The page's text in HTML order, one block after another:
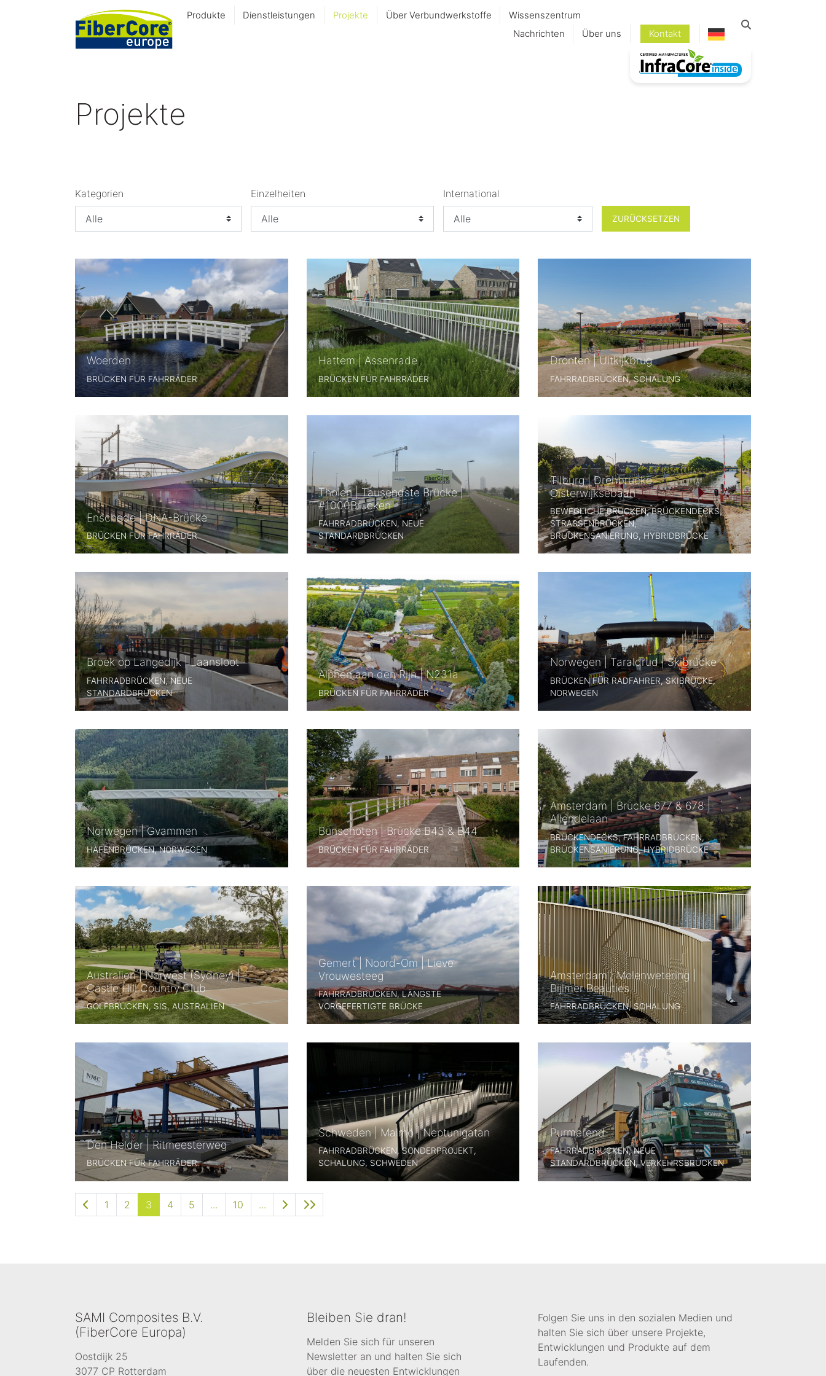
Produkte Dienstleistungen Projekte Über Verbundwerkstoffe
Wissenszentrum
Nachrichten
Über uns Kontakt
Projekte
Kategorien Einzelheiten International
Woerden
BRÜCKEN FÜR FAHRRÄDER
Hattem | Assenrade
BRÜCKEN FÜR FAHRRÄDER
Dronten | Uitkijkbrug
FAHRRADBRÜCKEN, SCHALUNG
Enschede | DNA-Brücke
BRÜCKEN FÜR FAHRRÄDER
Tholen | Tausendste Brücke |
#1000Brücken
FAHRRADBRÜCKEN, NEUE
STANDARDBRÜCKEN
Tilburg | Drehbrücke
Oisterwijksebaan
BEWEGLICHE BRÜCKEN, BRÜCKENDECKS,
STRASSENBRÜCKEN, B
RÜCKENSANIERUNG, HYBRIDBRÜCKE
Broek op Langedijk | Laansloot
FAHRRADBRÜCKEN, NEUE
STANDARDBRÜCKEN
Alphen aan den Rijn | N231a
BRÜCKEN FÜR FAHRRÄDER
Norwegen | Taraldrud | Skibrücke
BRÜCKEN FÜR RADFAHRER, SKIBRÜCKE,
NORWEGEN
Norwegen | Gvammen
HAFENBRÜCKEN, NORWEGEN
Bunschoten | Brücke B43 & B44
BRÜCKEN FÜR FAHRRÄDER
Amsterdam | Brücke 677 & 678 |
Allendelaan
BRÜCKENDECKS, FAHRRADBRÜCKEN,
BRÜCKENSANIERUNG, HYBRIDBRÜCKE
Australien | Norwest (Sydney) |
Castle Hill Country Club
GOLFBRÜCKEN, SIS, AUSTRALIEN
Gemert | Noord-Om | Lieve
Vrouwesteeg
FAHRRADBRÜCKEN, LÄNGSTE
VORGEFERTIGTE BRÜCKE
Amsterdam | Molenwetering |
Bijlmer Beauties
FAHRRADBRÜCKEN, SCHALUNG
Den Helder | Ritmeesterweg
BRÜCKEN FÜR FAHRRÄDER
Schweden | Malmö | Neptunigatan
FAHRRADBRÜCKEN, SONDERPROJEKT,
SCHALUNG, SCHWEDEN
Purmerend
FAHRRADBRÜCKEN, NEUE
STANDARDBRÜCKEN, VERKEHRSBRÜCKEN
1 2 3 4 5 ... 10 ...
SAMI Composites B.V.
(FiberCore Europa)
Oostdijk 25
3077 CP Rotterdam
Bleiben Sie dran!
Melden Sie sich für unseren
Newsletter an und halten Sie sich
über die neuesten Entwicklungen
Folgen Sie uns in den sozialen Medien und
halten Sie sich über unsere Projekte,
Entwicklungen und Produkte auf dem
Laufenden.